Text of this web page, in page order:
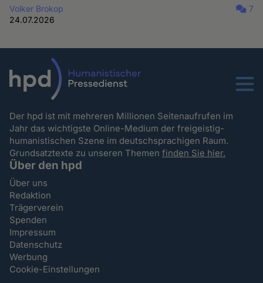
Volker Brokop
24.07.2026
7
Menu
Der hpd ist mit mehreren Millionen Seitenaufrufen im
Jahr das wichtigste Online-Medium der freigeistig-
humanistischen Szene im deutschsprachigen Raum.
Grundsatztexte zu unseren Themenfinden Sie hier.
Über den hpd
Über uns
Redaktion
Trägerverein
Spenden
Impressum
Datenschutz
Werbung
Cookie-Einstellungen